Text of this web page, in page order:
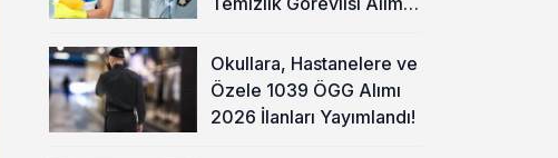
Okullara, Hastanelere ve
Özele 1039 ÖGG Alımı
2026 İlanları Yayımlandı!